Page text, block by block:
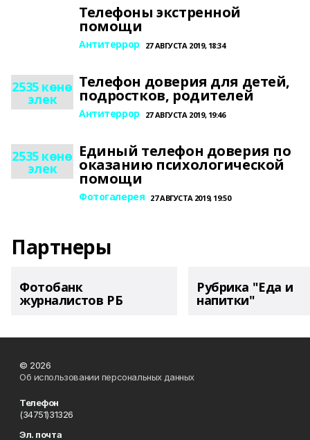
Телефоны экстренной
помощи
Антитеррор 27 АВГУСТА 2019, 18:34
2535 көнө
элек
Телефон доверия для детей,
подростков, родителей
Антитеррор 27 АВГУСТА 2019, 19:46
2535 көнө
элек
Единый телефон доверия по
оказанию психологической
помощи
Фотогалерея 27 АВГУСТА 2019, 19:50
Партнеры
Фотобанк
журналистов РБ
Рубрика "Еда и
напитки"
© 2026
Об использовании персональных данных
Телефон
(34751)31326
Эл. почта